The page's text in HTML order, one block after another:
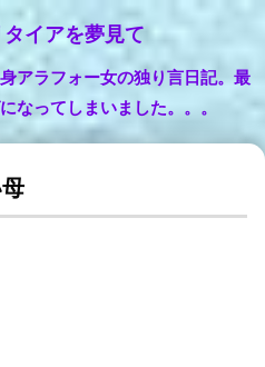
イアを夢見て
アラフォー女の独り言日記。最
なってしまいました。。。